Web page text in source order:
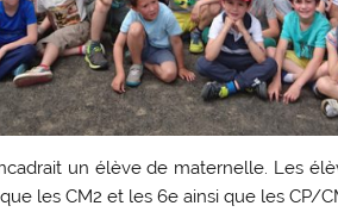
un élève de maternelle. Les
les CM2 et les 6e ainsi que les CP/